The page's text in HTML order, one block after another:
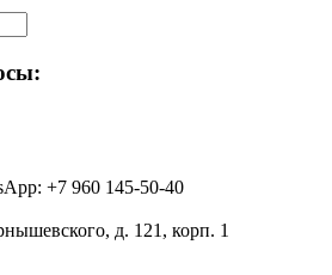
+7 960 145-50-40
д. 121, корп. 1